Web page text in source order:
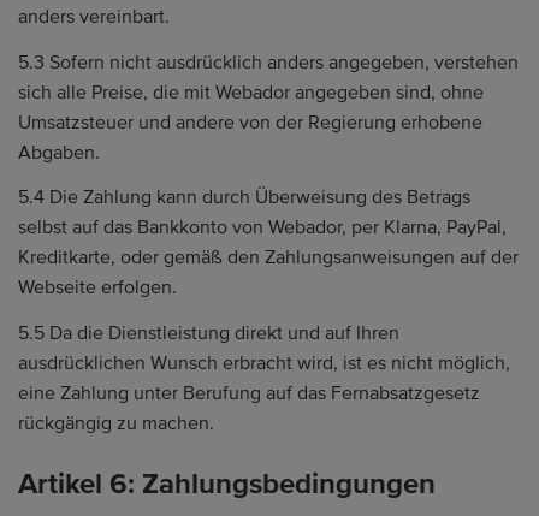
anders vereinbart.
5.3 Sofern nicht ausdrücklich anders angegeben, verstehen
sich alle Preise, die mit Webador angegeben sind, ohne
Umsatzsteuer und andere von der Regierung erhobene
Abgaben.
5.4 Die Zahlung kann durch Überweisung des Betrags
selbst auf das Bankkonto von Webador, per Klarna, PayPal,
Kreditkarte, oder gemäß den Zahlungsanweisungen auf der
Webseite erfolgen.
5.5 Da die Dienstleistung direkt und auf Ihren
ausdrücklichen Wunsch erbracht wird, ist es nicht möglich,
eine Zahlung unter Berufung auf das Fernabsatzgesetz
rückgängig zu machen.
Artikel 6: Zahlungsbedingungen